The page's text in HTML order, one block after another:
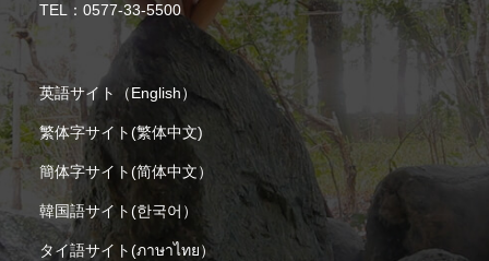
TEL： 0577-33-5500
英語サイト（English）
繁体字サイト(繁体中文)
簡体字サイト(简体中文）
韓国語サイト(한국어）
タイ語サイト(ภาษาไทย）